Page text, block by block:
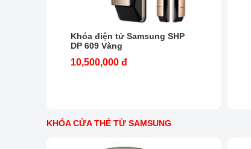
Khóa điện tử Samsung SHP
DP 609 Vàng
10,500,000 đ
KHÓA CỬA THẺ TỪ SAMSUNG